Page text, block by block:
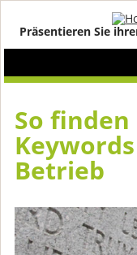
Präsentieren Sie
So
Betrieb